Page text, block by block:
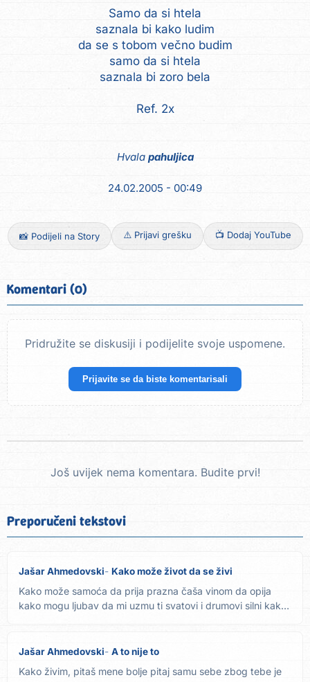
Samo da si htela
saznala bi kako ludim
da se s tobom večno budim
samo da si htela
saznala bi zoro bela
Ref. 2x
Hvala pahuljica
24.02.2005 - 00:49
📸 Podijeli na Story ⚠️ Prijavi grešku 📺 Dodaj YouTube
Komentari (0)
Pridružite se diskusiji i podijelite svoje uspomene.
Prijavite se da biste komentarisali
Još uvijek nema komentara. Budite prvi!
Preporučeni tekstovi
Jašar Ahmedovski Kako može život da se živi
Kako može samoća da prija prazna čaša vinom da opija
kako mogu ljubav da mi uzmu ti svatovi i drumovi silni kako
Jašar Ahmedovski A to nije to
Kako živim, pitaš mene bolje pitaj samu sebe zbog tebe je